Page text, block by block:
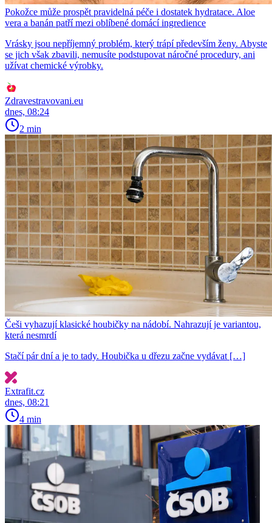
Pokožce může prospět pravidelná péče i dostatek hydratace. Aloe
vera a banán patří mezi oblíbené domácí ingredience
Vrásky jsou nepříjemný problém, který trápí především ženy. Abyste
se jich však zbavili, nemusíte podstupovat náročné procedury, ani
užívat chemické výrobky.
Zdravestravovani.eu
dnes, 08:24
2 min
Češi vyhazují klasické houbičky na nádobí. Nahrazují je variantou,
která nesmrdí
Stačí pár dní a je to tady. Houbička u dřezu začne vydávat […]
Extrafit.cz
dnes, 08:21
4 min